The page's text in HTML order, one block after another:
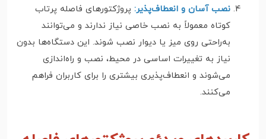
نصب آسان و انعطاف‌پذیر: پروژکتورهای فاصله پرتاب
کوتاه معمولاً به نصب خاصی نیاز ندارند و می‌توانند
به‌راحتی روی میز یا دیوار نصب شوند. این دستگاه‌ها بدون
نیاز به تغییرات اساسی در محیط، نصب و راه‌اندازی
می‌شوند و انعطاف‌پذیری بیشتری را برای کاربران فراهم
می‌کنند.